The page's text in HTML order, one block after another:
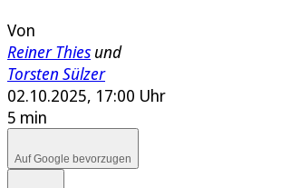
Von
Reiner Thies und
Torsten Sülzer
02.10.2025, 17:00 Uhr
5 min
Auf Google bevorzugen